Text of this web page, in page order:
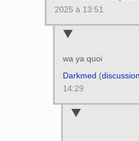
2025 à 13:51
wa ya quoi
Darkmed (discussion
14:29